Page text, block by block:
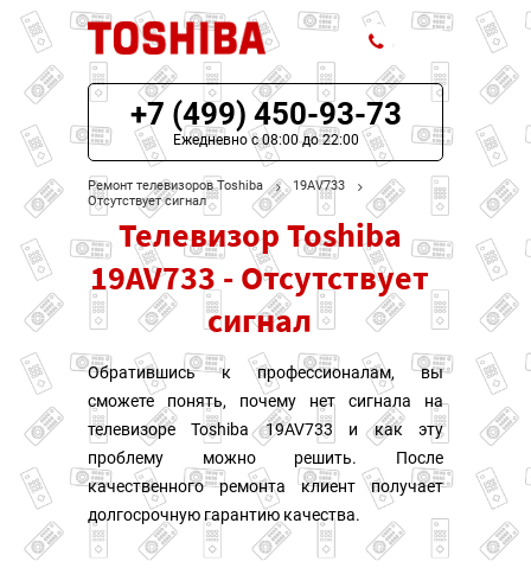
ЦЕНЫ НА РЕМОНТ
О СЕРВИСЕ
МОДЕЛИ TOSHIBA
НАШИ КОНТАКТЫ
+7 (499) 450-93-73
Ежедневно с 08:00 до 22:00
Ремонт телевизоров Toshiba
19AV733
Отсутствует сигнал
Телевизор Toshiba
19AV733 - Отсутствует
сигнал
Обратившись к профессионалам, вы
сможете понять, почему нет сигнала на
телевизоре Toshiba 19AV733 и как эту
проблему можно решить. После
качественного ремонта клиент получает
долгосрочную гарантию качества.